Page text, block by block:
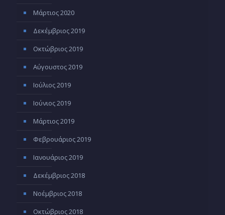
Μάρτιος 2020
Δεκέμβριος 2019
Οκτώβριος 2019
Αύγουστος 2019
Ιούλιος 2019
Ιούνιος 2019
Μάρτιος 2019
Φεβρουάριος 2019
Ιανουάριος 2019
Δεκέμβριος 2018
Νοέμβριος 2018
Οκτώβριος 2018